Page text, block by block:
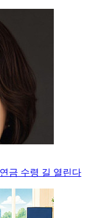
금 수령 길 열린다